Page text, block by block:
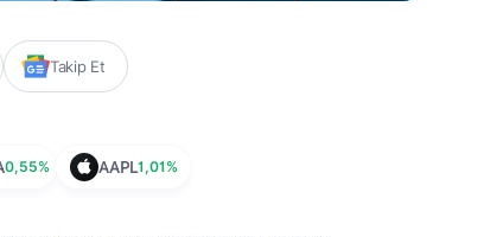
Takip Et
0,55% AAPL1,01%